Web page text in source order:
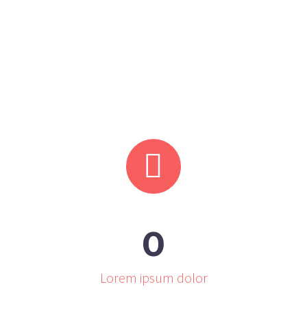


0
Lorem ipsum dolor